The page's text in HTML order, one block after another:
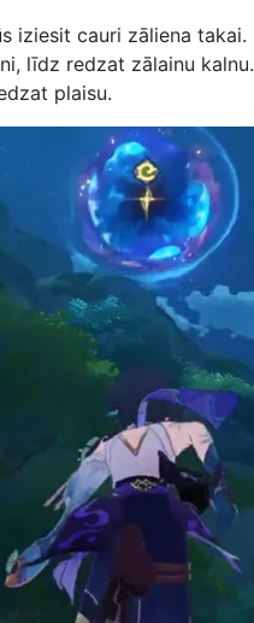
iziesit cauri zāliena takai.
līdz redzat zālainu kalnu.
plaisu.